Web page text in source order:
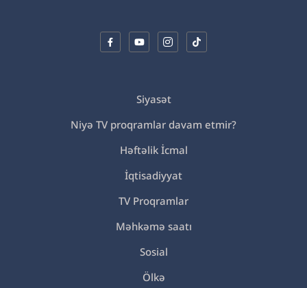
Siyasət
Niyə TV proqramlar davam etmir?
Həftəlik İcmal
İqtisadiyyat
TV Proqramlar
Məhkəmə saatı
Sosial
Ölkə